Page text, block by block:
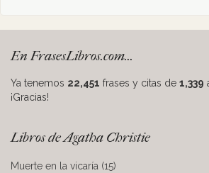
En FrasesLibros.com...
Ya tenemos 22,451 frases y citas de 1,339
¡Gracias!
Libros de Agatha Christie
Muerte en la vicaría (15)